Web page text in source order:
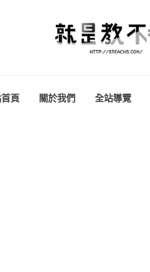
頁 關於我們 全站導覽